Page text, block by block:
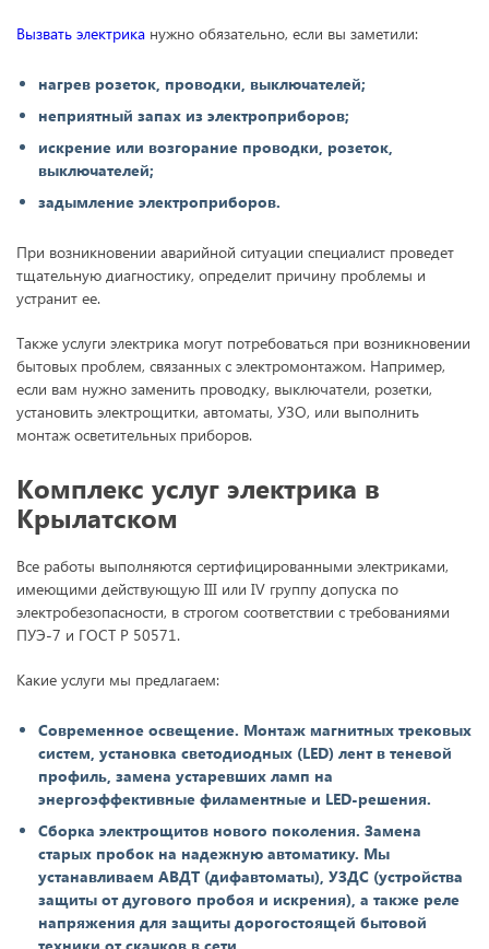
Вызвать электрика нужно обязательно, если вы заметили:
нагрев розеток, проводки, выключателей;
неприятный запах из электроприборов;
искрение или возгорание проводки, розеток,
выключателей;
задымление электроприборов.
При возникновении аварийной ситуации специалист проведет
тщательную диагностику, определит причину проблемы и
устранит ее.
Также услуги электрика могут потребоваться при возникновении
бытовых проблем, связанных с электромонтажом. Например,
если вам нужно заменить проводку, выключатели, розетки,
установить электрощитки, автоматы, УЗО, или выполнить
монтаж осветительных приборов.
Комплекс услуг электрика в
Крылатском
Все работы выполняются сертифицированными электриками,
имеющими действующую III или IV группу допуска по
электробезопасности, в строгом соответствии с требованиями
ПУЭ-7 и ГОСТ Р 50571.
Какие услуги мы предлагаем:
Современное освещение. Монтаж магнитных трековых
систем, установка светодиодных (LED) лент в теневой
профиль, замена устаревших ламп на
энергоэффективные филаментные и LED-решения.
Сборка электрощитов нового поколения. Замена
старых пробок на надежную автоматику. Мы
устанавливаем АВДТ (дифавтоматы), УЗДС (устройства
защиты от дугового пробоя и искрения), а также реле
напряжения для защиты дорогостоящей бытовой
техники от скачков в сети.